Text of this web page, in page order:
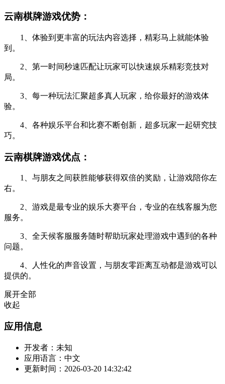
云南棋牌游戏优势：
1、体验到更丰富的玩法内容选择，精彩马上就能体验
到。
2、第一时间秒速匹配让玩家可以快速娱乐精彩竞技对
局。
3、每一种玩法汇聚超多真人玩家，给你最好的游戏体
验。
4、各种娱乐平台和比赛不断创新，超多玩家一起研究技
巧。
云南棋牌游戏优点：
1、与朋友之间获胜能够获得双倍的奖励，让游戏陪你左
右。
2、游戏是最专业的娱乐大赛平台，专业的在线客服为您
服务。
3、全天候客服服务随时帮助玩家处理游戏中遇到的各种
问题。
4、人性化的声音设置，与朋友零距离互动都是游戏可以
提供的。
展开全部
收起
应用信息
开发者： 未知
应用语言： 中文
更新时间： 2026-03-20 14:32:42